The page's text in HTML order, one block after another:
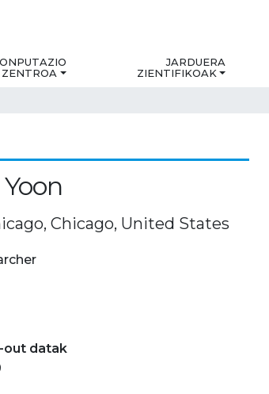
ZENTROA
JARDUERA
ZIENTIFIKOAK
Chicago, United States
out datak